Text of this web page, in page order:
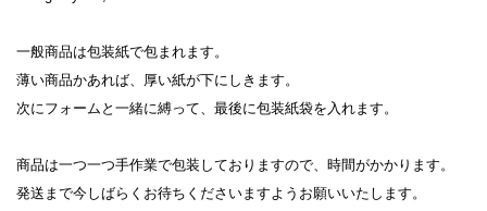
一般商品は包装紙で包まれます。
薄い商品かあれば、厚い紙が下にしきます。
次にフォームと一緒に縛って、最後に包装紙袋を入れます。
商品は一つ一つ手作業で包装しておりますので、時間がかかります。
発送まで今しばらくお待ちくださいますようお願いいたします。